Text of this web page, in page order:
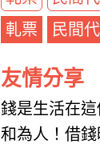
軋票
民間
友情分享
錢是生活在
和為人！借